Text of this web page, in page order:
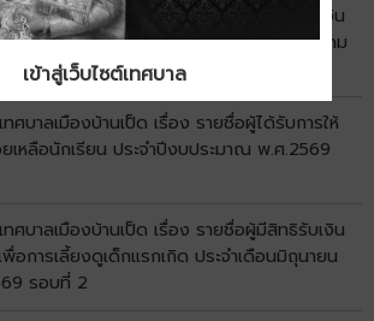
ทศบาลเมืองบ้านเป็ด เรื่อง รายชื่อผู้มีสิทธิรับเงิน
อการเลี้ยงดูเด็กแรกเกิด ประจำเดือนกรกฎาคม
รอบที่ 1
ทศบาลเมืองบ้านเป็ด เรื่อง รายชื่อผู้ได้รับการให้
เหลือนักเรียน ประจำปีงบประมาณ พ.ศ.2569
ทศบาลเมืองบ้านเป็ด เรื่อง รายชื่อผู้มีสิทธิรับเงิน
อการเลี้ยงดูเด็กแรกเกิด ประจำเดือนมิถุนายน
รอบที่ 2
เข้าสู่เว็บไซต์เทศบาล